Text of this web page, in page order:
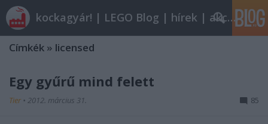
kockagyár! | LEGO Blog | hírek | akciók |
Címkék » licensed
Egy gyűrű mind felett
Tier • 2012. március 31. 85